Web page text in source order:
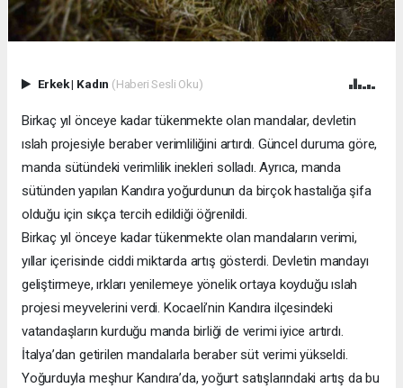
Erkek| Kadın (Haberi Sesli Oku)
Birkaç yıl önceye kadar tükenmekte olan mandalar, devletin
ıslah projesiyle beraber verimliliğini artırdı. Güncel duruma göre,
manda sütündeki verimlilik inekleri solladı. Ayrıca, manda
sütünden yapılan Kandıra yoğurdunun da birçok hastalığa şifa
olduğu için sıkça tercih edildiği öğrenildi.
Birkaç yıl önceye kadar tükenmekte olan mandaların verimi,
yıllar içerisinde ciddi miktarda artış gösterdi. Devletin mandayı
geliştirmeye, ırkları yenilemeye yönelik ortaya koyduğu ıslah
projesi meyvelerini verdi. Kocaeli’nin Kandıra ilçesindeki
vatandaşların kurduğu manda birliği de verimi iyice artırdı.
İtalya’dan getirilen mandalarla beraber süt verimi yükseldi.
Yoğurduyla meşhur Kandıra’da, yoğurt satışlarındaki artış da bu